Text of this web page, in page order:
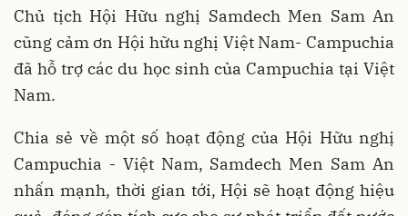
Chủ tịch Hội Hữu nghị Samdech Men Sam An
cũng cảm ơn Hội hữu nghị Việt Nam- Campuchia
đã hỗ trợ các du học sinh của Campuchia tại Việt
Nam.
Chia sẻ về một số hoạt động của Hội Hữu nghị
Campuchia - Việt Nam, Samdech Men Sam An
nhấn mạnh, thời gian tới, Hội sẽ hoạt động hiệu